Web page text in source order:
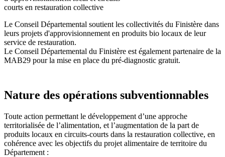
Le Conseil Départemental soutient les collectivités du Finistère dans
leurs projets d'approvisionnement en produits bio locaux de leur
service de restauration.
Le Conseil Départemental du Finistère est également partenaire de la
MAB29 pour la mise en place du pré-diagnostic gratuit.
Nature des opérations subventionnables
Toute action permettant le développement d’une approche
territorialisée de l’alimentation, et l’augmentation de la part de
produits locaux en circuits-courts dans la restauration collective, en
cohérence avec les objectifs du projet alimentaire de territoire du
Département :